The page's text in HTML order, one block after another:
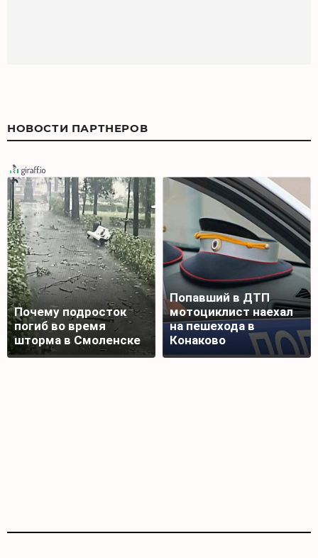
НОВОСТИ ПАРТНЕРОВ
Почему подросток
погиб во время
шторма в Смоленске
Попавший в ДТП
мотоциклист наехал
на пешехода в
Конаково